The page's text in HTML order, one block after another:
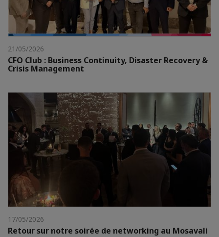
21/05/2026
CFO Club : Business Continuity, Disaster Recovery &
Crisis Management
17/05/2026
Retour sur notre soirée de networking au Mosavali